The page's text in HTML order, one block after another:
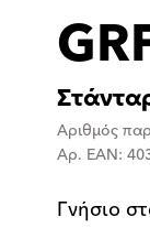
Αριθμός
Αρ. EAN:
Γνήσιο